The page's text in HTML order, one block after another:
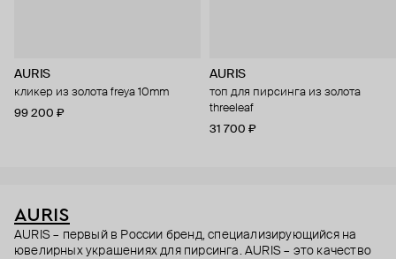
AURIS
кликер из золота freya 10mm
99 200 ₽
AURIS
топ для пирсинга из золота
threeleaf
31 700 ₽
AURIS
AURIS – первый в России бренд, специализирующийся на
ювелирных украшениях для пирсинга. AURIS – это качество